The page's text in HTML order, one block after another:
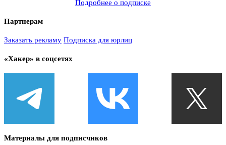
Подробнее о подписке
Партнерам
Заказать рекламу Подписка для юрлиц
«Хакер» в соцсетях
Материалы для подписчиков